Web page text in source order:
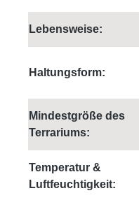
Lebensweise:
Haltungsform:
Mindestgröße des
Terrariums:
Temperatur &
Luftfeuchtigkeit: